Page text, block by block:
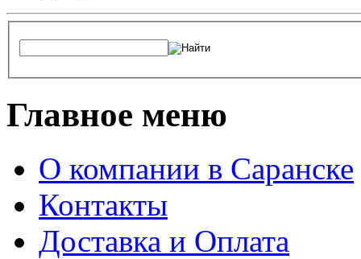
Главное меню
О компании в Саранске
Контакты
Доставка и Оплата